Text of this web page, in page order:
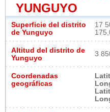
YUNGUYO
Superficie del distrito
de Yunguyo
17
Altitud del distrito de
Yunguyo
3
Coordenadas
geográficas